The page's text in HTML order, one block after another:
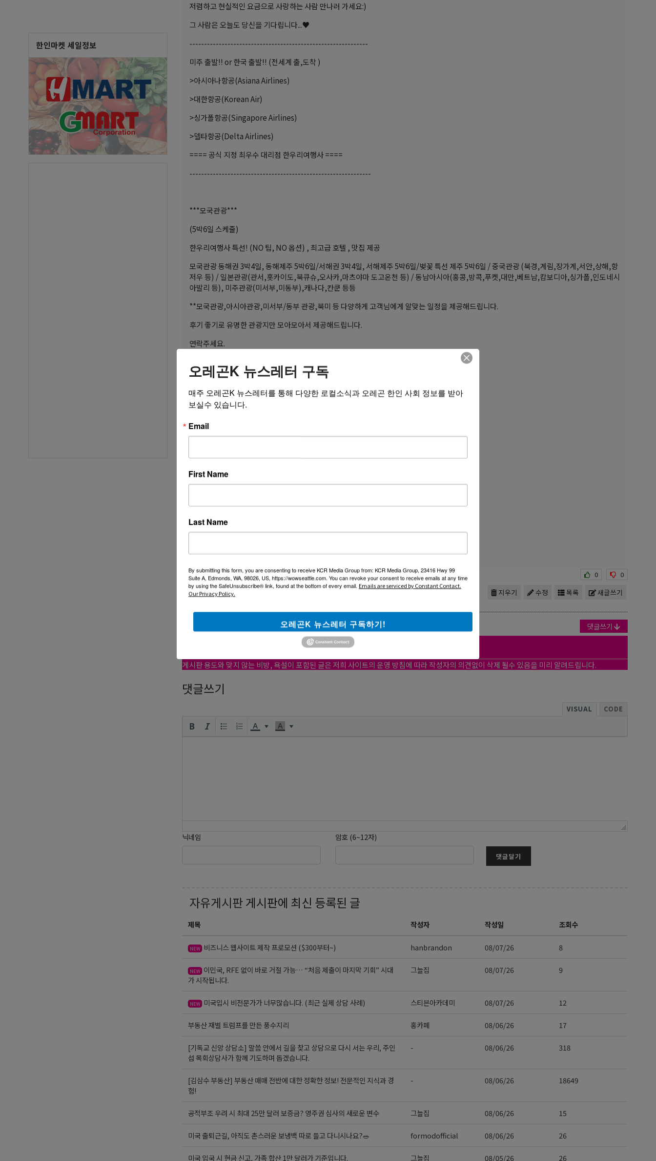
한인마켓 세일정보
저렴하고 현실적인 요금으로 사랑하는 사람 만나러 가세요:)
그 사람은 오늘도 당신을 기다립니다...♥
-------------------------------------------------------------
미주 출발!! or 한국 출발!! (전세계 출,도착 )
>아시아나항공(Asiana Airlines)
>대한항공(Korean Air)
>싱가폴항공(Singapore Airlines)
>델타항공(Delta Airlines)
==== 공식 지정 최우수 대리점 한우리여행사 ====
--------------------------------------------------------------
***모국관광***
(5박6일 스케줄)
한우리여행사 특선! (NO 팁, NO 옵션) , 최고급 호텔 , 맛집 제공
모국관광 동해권 3박4일, 동해제주 5박6일/서해권 3박4일, 서해제주 5박6일/벚꽃 특선 제주 5박6일 / 중국관광 (북경,계림,장가계,서안,상해,항
저우 등) / 일본관광(관서,홋카이도,북큐슈,오사카,마츠야마 도고온천 등) / 동남아시아(홍콩,방콕,푸켓,대만,베트남,캄보디아,싱가폴,인도네시
아발리 등), 미주관광(미서부,미동부),캐나다,칸쿤 등등
**모국관광,아시아관광,미서부/동부 관광,북미 등 다양하게 고객님에게 알맞는 일정을 제공해드립니다.
후기 좋기로 유명한 관광지만 모아모아서 제공해드립니다.
연락주세요.
★ 한우리여행사 (Hanuri Tour & Travel)
★ ☎ Toll FREE. 1-855-388-4141 // 1-213-388-4141
★ E-mail : hanuritour@gmail.com Web Site:www.hanuritour.com
* 전 세계 관광 패키지 상품 판매 합니다.
---------------------------------------------------------------------------------
저희 한우리여행사를 이용해주신 분들, 그리고 앞으로 이용해주실 고객님들께
by 고현정 05/30/20 @01:20 pm 1067 0 0
새글쓰기
목록
수정
지우기
댓글쓰기
게시판 용도와 맞지 않는 비방, 욕설이 포함된 글은 저희 사이트의 운영 방침에 따라 작성자의 의견없이 삭제 될수 있음을 미리 알려드립니다.
댓글쓰기
VISUAL CODE
닉네임 암호 (6~12자)
댓글달기
자유게시판 게시판에 최신 등록된 글
제목 작성자 작성일 조회수
NEW 비즈니스 웹사이트 제작 프로모션 ($300부터~) hanbrandon 08/07/26 8
NEW 이민국, RFE 없이 바로 거절 가능… “처음 제출이 마지막 기회” 시대
가 시작됩니다.
그늘집 08/07/26 9
NEW 미국입시 비전문가가 너무많습니다. (최근 실제 상담 사례) 스티븐아카데미 08/07/26 12
부동산 재벌 트럼프를 만든 풍수지리 홍카페 08/06/26 17
[기독교 신앙 상담소] 말씀 안에서 길을 찾고 상담으로 다시 서는 우리, 주인
섭 목회상담사가 함께 기도하며 돕겠습니다.
- 08/06/26 318
[김삼수 부동산] 부동산 매매 전반에 대한 정확한 정보! 전문적인 지식과 경
험!
- 08/06/26 18649
공적부조 우려 시 최대 25만 달러 보증금? 영주권 심사의 새로운 변수 그늘집 08/06/26 15
미국 출퇴근길, 아직도 촌스러운 보냉백 따로 들고 다니시나요?🥗 formodofficial 08/06/26 26
미국 입국 시 현금 신고, 가족 합산 1만 달러가 기준입니다. 그늘집 08/05/26 26
오레곤K 뉴스레터 구독
매주 오레곤K 뉴스레터를 통해 다양한 로컬소식과 오레곤 한인 사회 정보를 받아
보실수 있습니다.
Email
First Name
Last Name
By submitting this form, you are consenting to receive KCR Media Group from: KCR Media Group, 23416 Hwy 99
Suite A, Edmonds, WA, 98026, US, https://wowseattle.com. You can revoke your consent to receive emails at any time
by using the SafeUnsubscribe® link, found at the bottom of every email. Emails are serviced by Constant Contact.
Our Privacy Policy.
오레곤K 뉴스레터 구독하기!